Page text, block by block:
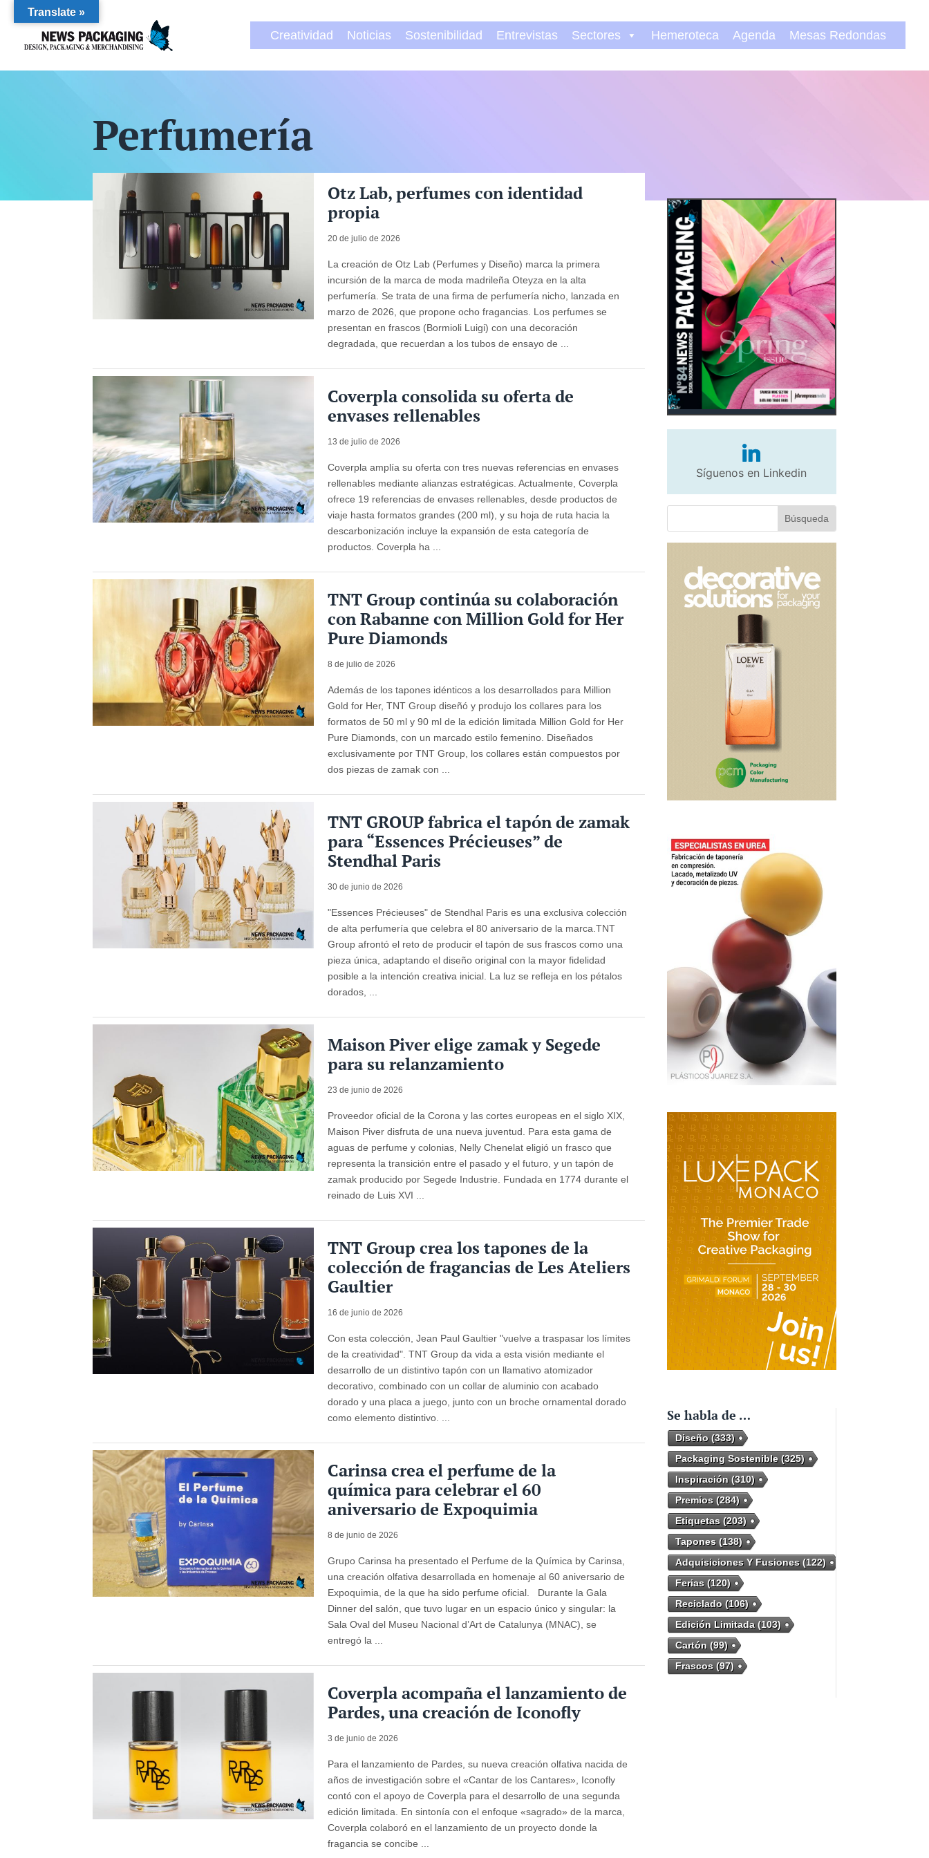
Creatividad Noticias Sostenibilidad Entrevistas Sectores Hemeroteca Agenda Mesas Redondas
Perfumería
Otz Lab, perfumes con identidad
propia
20 de julio de 2026
La creación de Otz Lab (Perfumes y Diseño) marca la primera
incursión de la marca de moda madrileña Oteyza en la alta
perfumería. Se trata de una firma de perfumería nicho, lanzada en
marzo de 2026, que propone ocho fragancias. Los perfumes se
presentan en frascos (Bormioli Luigi) con una decoración
degradada, que recuerdan a los tubos de ensayo de ...
Coverpla consolida su oferta de
envases rellenables
13 de julio de 2026
Coverpla amplía su oferta con tres nuevas referencias en envases
rellenables mediante alianzas estratégicas. Actualmente, Coverpla
ofrece 19 referencias de envases rellenables, desde productos de
viaje hasta formatos grandes (200 ml), y su hoja de ruta hacia la
descarbonización incluye la expansión de esta categoría de
productos. Coverpla ha ...
TNT Group continúa su colaboración
con Rabanne con Million Gold for Her
Pure Diamonds
8 de julio de 2026
Además de los tapones idénticos a los desarrollados para Million
Gold for Her, TNT Group diseñó y produjo los collares para los
formatos de 50 ml y 90 ml de la edición limitada Million Gold for Her
Pure Diamonds, con un marcado estilo femenino. Diseñados
exclusivamente por TNT Group, los collares están compuestos por
dos piezas de zamak con ...
TNT GROUP fabrica el tapón de zamak
para “Essences Précieuses” de
Stendhal Paris
30 de junio de 2026
"Essences Précieuses" de Stendhal Paris es una exclusiva colección
de alta perfumería que celebra el 80 aniversario de la marca.TNT
Group afrontó el reto de producir el tapón de sus frascos como una
pieza única, adaptando el diseño original con la mayor fidelidad
posible a la intención creativa inicial. La luz se refleja en los pétalos
dorados, ...
Maison Piver elige zamak y Segede
para su relanzamiento
23 de junio de 2026
Proveedor oficial de la Corona y las cortes europeas en el siglo XIX,
Maison Piver disfruta de una nueva juventud. Para esta gama de
aguas de perfume y colonias, Nelly Chenelat eligió un frasco que
representa la transición entre el pasado y el futuro, y un tapón de
zamak producido por Segede Industrie. Fundada en 1774 durante el
reinado de Luis XVI ...
TNT Group crea los tapones de la
colección de fragancias de Les Ateliers
Gaultier
16 de junio de 2026
Con esta colección, Jean Paul Gaultier "vuelve a traspasar los límites
de la creatividad". TNT Group da vida a esta visión mediante el
desarrollo de un distintivo tapón con un llamativo atomizador
decorativo, combinado con un collar de aluminio con acabado
dorado y una placa a juego, junto con un broche ornamental dorado
como elemento distintivo. ...
Carinsa crea el perfume de la
química para celebrar el 60
aniversario de Expoquimia
8 de junio de 2026
Grupo Carinsa ha presentado el Perfume de la Química by Carinsa,
una creación olfativa desarrollada en homenaje al 60 aniversario de
Expoquimia, de la que ha sido perfume oficial. Durante la Gala
Dinner del salón, que tuvo lugar en un espacio único y singular: la
Sala Oval del Museu Nacional d’Art de Catalunya (MNAC), se
entregó la ...
Coverpla acompaña el lanzamiento de
Pardes, una creación de Iconofly
3 de junio de 2026
Para el lanzamiento de Pardes, su nueva creación olfativa nacida de
años de investigación sobre el «Cantar de los Cantares», Iconofly
contó con el apoyo de Coverpla para el desarrollo de una segunda
edición limitada. En sintonía con el enfoque «sagrado» de la marca,
Coverpla colaboró ​​en el lanzamiento de un proyecto donde la
fragancia se concibe ...
Síguenos en Linkedin
Se habla de …
Diseño(333)
Packaging Sostenible(325)
Inspiración(310)
Premios(284)
Etiquetas(203)
Tapones(138)
Adquisiciones Y Fusiones(122)
Ferias(120)
Reciclado(106)
Edición Limitada(103)
Cartón(99)
Frascos(97)
Translate »